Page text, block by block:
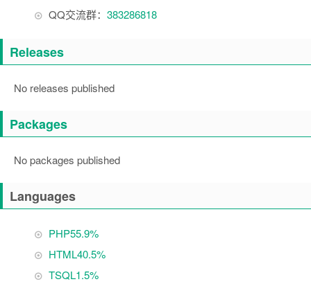
QQ交流群： 383286818
Releases
No releases published
Packages
No packages published
Languages
PHP55.9%
HTML40.5%
TSQL1.5%